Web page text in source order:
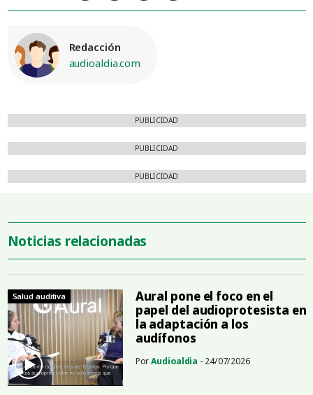
Redacción
audioaldia.com
PUBLICIDAD
PUBLICIDAD
PUBLICIDAD
Noticias relacionadas
Salud auditiva
Aural pone el foco en el
papel del audioprotesista en
la adaptación a los
audífonos
PorAudioaldia - 24/07/2026